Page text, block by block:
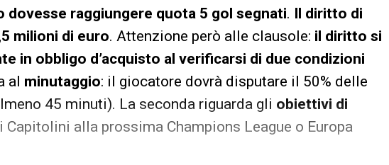
dovesse raggiungere quota 5 gol segnati. Il diritto di
milioni di euro. Attenzione però alle clausole: il diritto si
in obbligo d’acquisto al verificarsi di due condizioni
al minutaggio: il giocatore dovrà disputare il 50% delle
45 minuti). La seconda riguarda gli obiettivi di
alla prossima Champions League o Europa